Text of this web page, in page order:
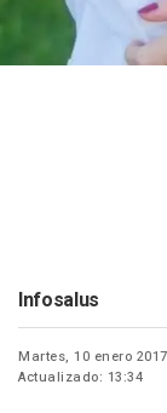
Infosalus
Martes, 10 enero 2017
Actualizado: 13:34